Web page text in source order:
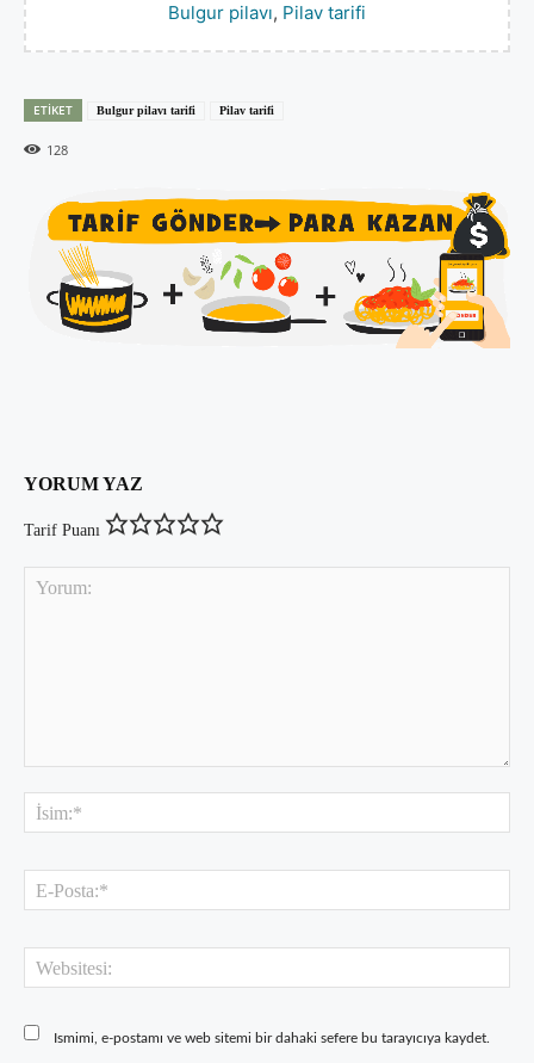
Bulgur pilavı, Pilav tarifi
ETIKET Bulgur pilavı tarifi Pilav tarifi
128
YORUM YAZ
Tarif Puanı
Ismimi, e-postamı ve web sitemi bir dahaki sefere bu tarayıcıya kaydet.